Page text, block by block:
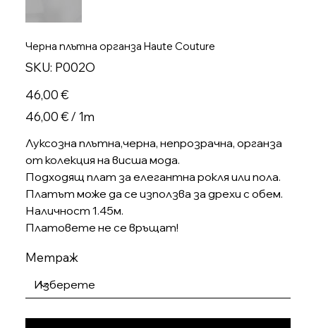
Черна плътна органза Haute Couture
SKU: SKU
P002O
P002O
Цена
46,00 €
46,00 €
на
46,00 € / 1m
Луксозна плътна,черна, непрозрачна, органза
от колекция на висша мода.
Подходящ плат за елегантна рокля или пола.
Платът може да се използва за дрехи с обем.
Наличност 1.45м.
Платовете не се връщат!
Метраж